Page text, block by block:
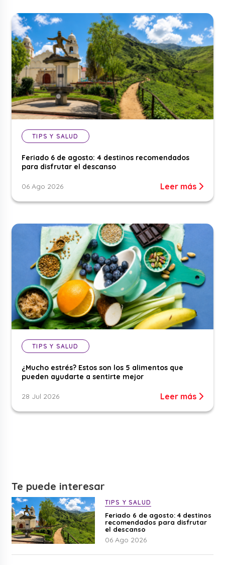
TIPS Y SALUD
Feriado 6 de agosto: 4 destinos recomendados
para disfrutar el descanso
06 Ago 2026 Leer más
TIPS Y SALUD
¿Mucho estrés? Estos son los 5 alimentos que
pueden ayudarte a sentirte mejor
28 Jul 2026 Leer más
Te puede interesar
TIPS Y SALUD
Feriado 6 de agosto: 4 destinos
recomendados para disfrutar
el descanso
06 Ago 2026